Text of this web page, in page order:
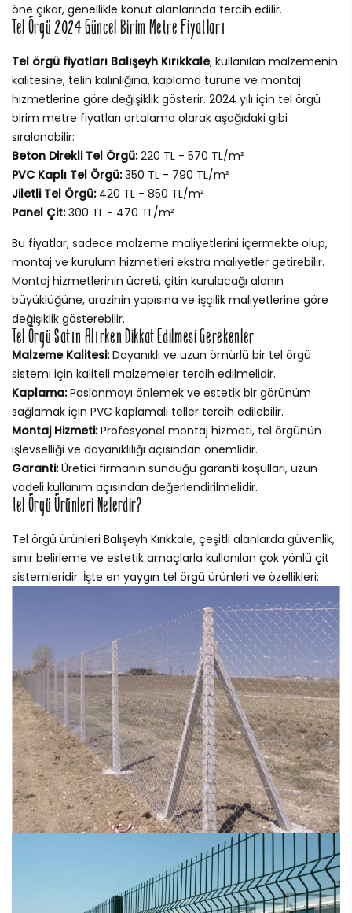
öne çıkar, genellikle konut alanlarında tercih edilir.
Tel Örgü 2024 Güncel Birim Metre Fiyatları
Tel örgü fiyatları Balışeyh Kırıkkale, kullanılan malzemenin
kalitesine, telin kalınlığına, kaplama türüne ve montaj
hizmetlerine göre değişiklik gösterir. 2024 yılı için tel örgü
birim metre fiyatları ortalama olarak aşağıdaki gibi
sıralanabilir:
Beton Direkli Tel Örgü:220 TL - 570 TL/m²
PVC Kaplı Tel Örgü:350 TL - 790 TL/m²
Jiletli Tel Örgü:420 TL - 850 TL/m²
Panel Çit:300 TL - 470 TL/m²
Bu fiyatlar, sadece malzeme maliyetlerini içermekte olup,
montaj ve kurulum hizmetleri ekstra maliyetler getirebilir.
Montaj hizmetlerinin ücreti, çitin kurulacağı alanın
büyüklüğüne, arazinin yapısına ve işçilik maliyetlerine göre
değişiklik gösterebilir.
Tel Örgü Satın Alırken Dikkat Edilmesi Gerekenler
Malzeme Kalitesi:Dayanıklı ve uzun ömürlü bir tel örgü
sistemi için kaliteli malzemeler tercih edilmelidir.
Kaplama:Paslanmayı önlemek ve estetik bir görünüm
sağlamak için PVC kaplamalı teller tercih edilebilir.
Montaj Hizmeti:Profesyonel montaj hizmeti, tel örgünün
işlevselliği ve dayanıklılığı açısından önemlidir.
Garanti:Üretici firmanın sunduğu garanti koşulları, uzun
vadeli kullanım açısından değerlendirilmelidir.
Tel Örgü Ürünleri Nelerdir?
Tel örgü ürünleri Balışeyh Kırıkkale, çeşitli alanlarda güvenlik,
sınır belirleme ve estetik amaçlarla kullanılan çok yönlü çit
sistemleridir. İşte en yaygın tel örgü ürünleri ve özellikleri: